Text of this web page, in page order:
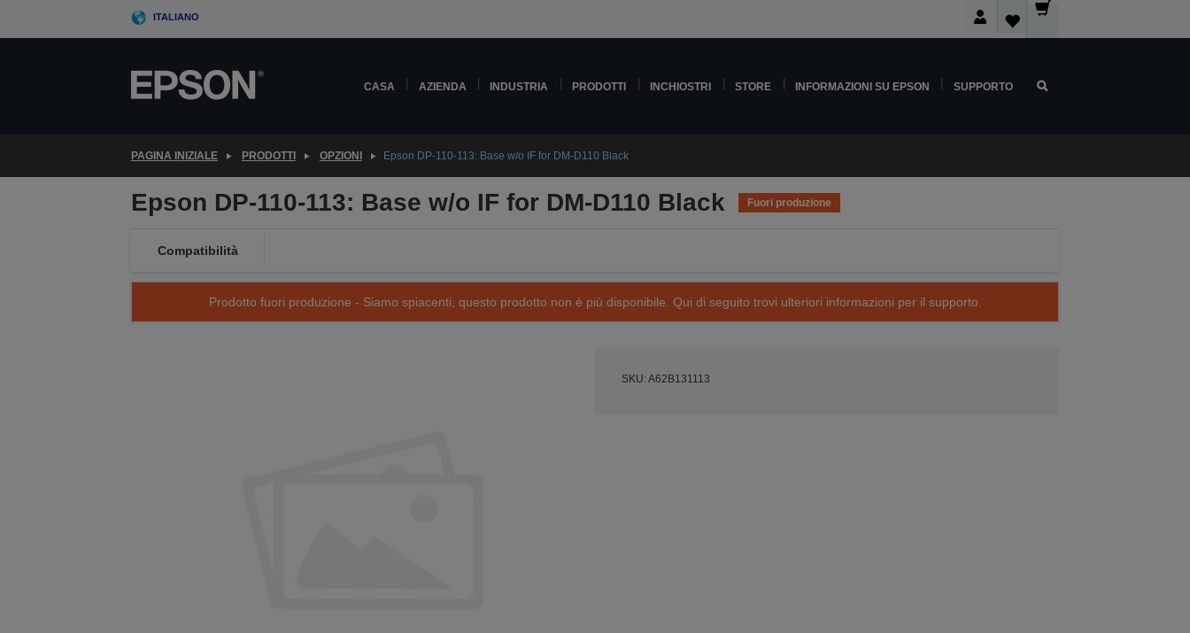
ITALIANO
CASA AZIENDA INDUSTRIA PRODOTTI INCHIOSTRI STORE INFORMAZIONI SU EPSON SUPPORTO
PAGINA INIZIALE PRODOTTI OPZIONI Epson DP-110-113: Base w/o IF for DM-D110 Black
Epson DP-110-113: Base w/o IF for DM-D110 Black Fuori produzione
Compatibilità
Prodotto fuori produzione - Siamo spiacenti, questo prodotto non è più disponibile. Qui di seguito trovi ulteriori informazioni per il supporto.
SKU: A62B131113